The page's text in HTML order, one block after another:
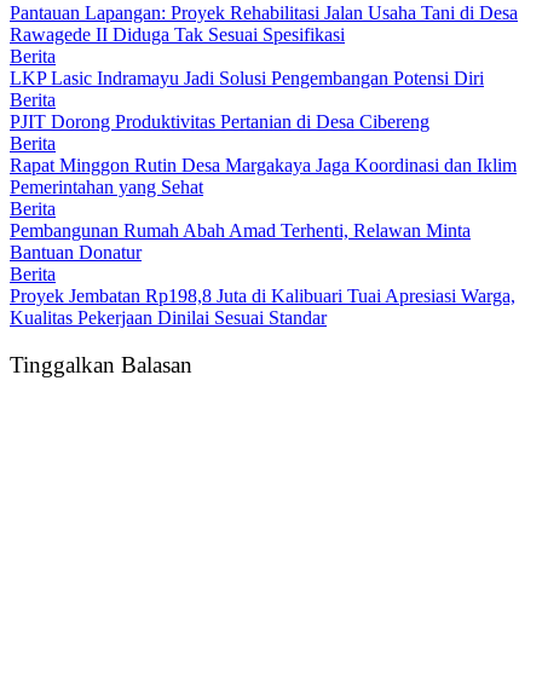
Pantauan Lapangan: Proyek Rehabilitasi Jalan Usaha Tani di Desa
Rawagede II Diduga Tak Sesuai Spesifikasi
Berita
LKP Lasic Indramayu Jadi Solusi Pengembangan Potensi Diri
Berita
PJIT Dorong Produktivitas Pertanian di Desa Cibereng
Berita
Rapat Minggon Rutin Desa Margakaya Jaga Koordinasi dan Iklim
Pemerintahan yang Sehat
Berita
Pembangunan Rumah Abah Amad Terhenti, Relawan Minta
Bantuan Donatur
Berita
Proyek Jembatan Rp198,8 Juta di Kalibuari Tuai Apresiasi Warga,
Kualitas Pekerjaan Dinilai Sesuai Standar
Tinggalkan Balasan